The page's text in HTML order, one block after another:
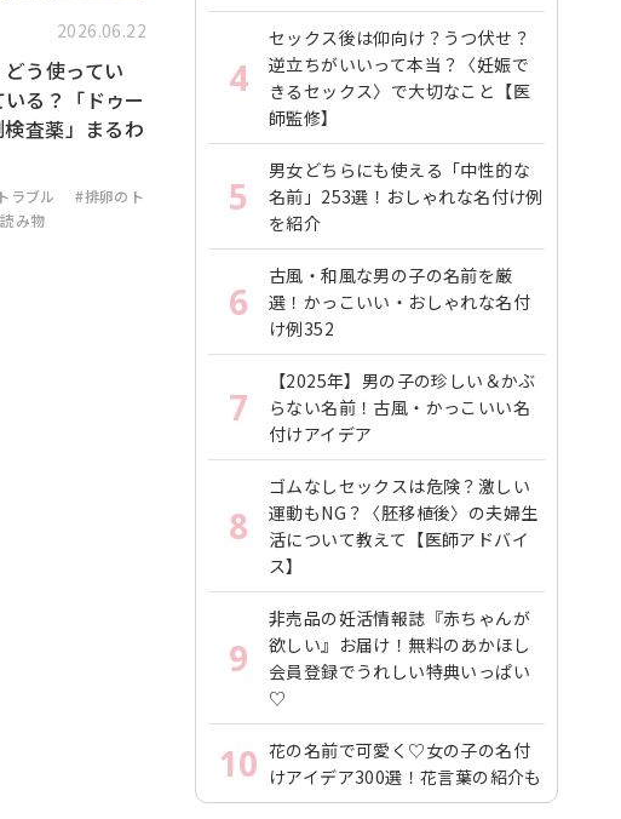
2026.06.22
どう使ってい
る？「ドゥー
査薬」まるわ
ラブル
#排卵のト
み物
4
セックス後は仰向け？うつ伏せ？
逆立ちがいいって本当？〈妊娠で
きるセックス〉で大切なこと【医
師監修】
5
男女どちらにも使える「中性的な
名前」253選！おしゃれな名付け例
を紹介
6
古風・和風な男の子の名前を厳
選！かっこいい・おしゃれな名付
け例352
7
【2025年】男の子の珍しい＆かぶ
らない名前！古風・かっこいい名
付けアイデア
8
ゴムなしセックスは危険？激しい
運動もNG？〈胚移植後〉の夫婦生
活について教えて【医師アドバイ
ス】
9
非売品の妊活情報誌『赤ちゃんが
欲しい』お届け！無料のあかほし
会員登録でうれしい特典いっぱい
♡
10 花の名前で可愛く♡女の子の名付
けアイデア300選！花言葉の紹介も